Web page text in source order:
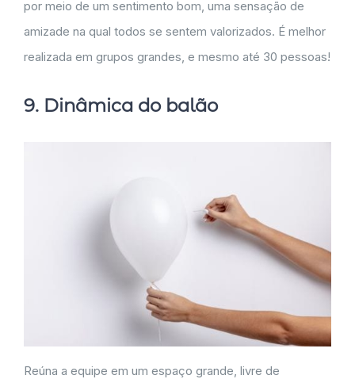
por meio de um sentimento bom, uma sensação de
amizade na qual todos se sentem valorizados. É melhor
realizada em grupos grandes, e mesmo até 30 pessoas!
9. Dinâmica do balão
Reúna a equipe em um espaço grande, livre de